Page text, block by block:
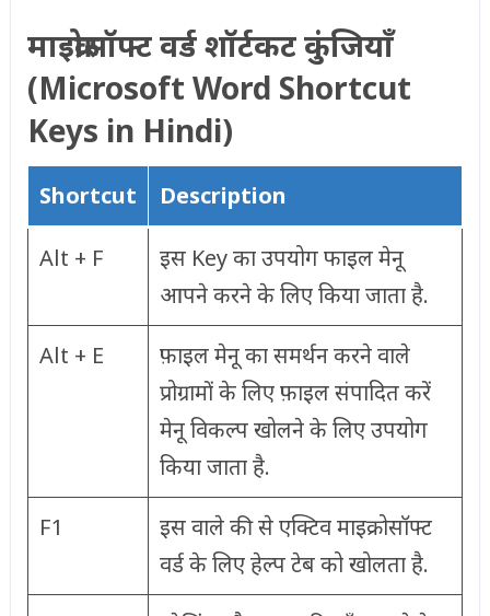
माइक्रोसॉफ्ट वर्ड शॉर्टकट कुंजियाँ
(Microsoft Word Shortcut
Keys in Hindi)
Shortcut Description
Alt + F
इस Key का उपयोग फाइल मेनू
आपने करने के लिए किया जाता है.
Alt + E
फ़ाइल मेनू का समर्थन करने वाले
प्रोग्रामों के लिए फ़ाइल संपादित करें
मेनू विकल्प खोलने के लिए उपयोग
किया जाता है.
F1
इस वाले की से एक्टिव माइक्रोसॉफ्ट
वर्ड के लिए हेल्प टेब को खोलता है.